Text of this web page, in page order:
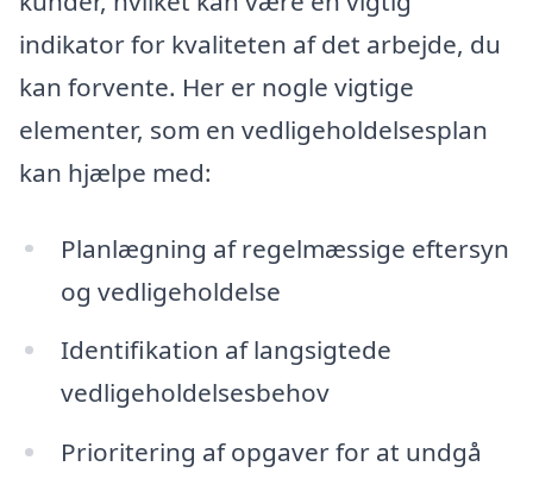
indikator for kvaliteten af det arbejde, du
kan forvente. Her er nogle vigtige
elementer, som en vedligeholdelsesplan
kan hjælpe med:
Planlægning af regelmæssige eftersyn
og vedligeholdelse
Identifikation af langsigtede
vedligeholdelsesbehov
Prioritering af opgaver for at undgå